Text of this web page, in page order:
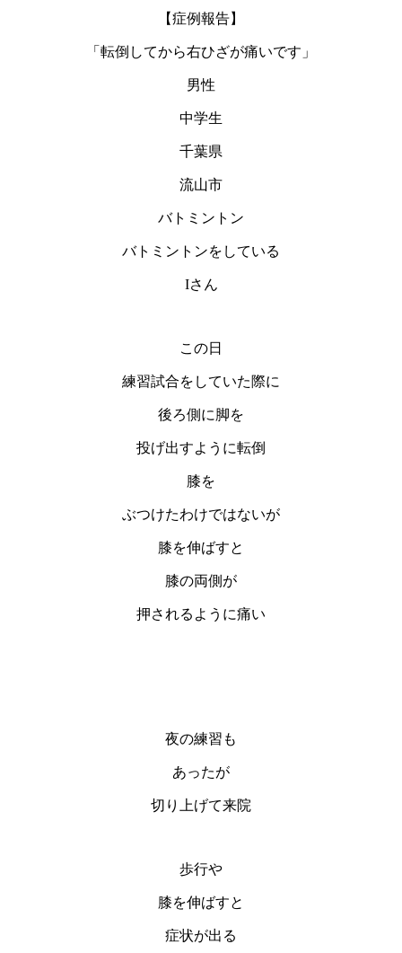
【症例報告】
「転倒してから右ひざが痛いです」
男性
中学生
千葉県
流山市
バトミントン
バトミントンをしている
Iさん
この日
練習試合をしていた際に
後ろ側に脚を
投げ出すように転倒
膝を
ぶつけたわけではないが
膝を伸ばすと
膝の両側が
押されるように痛い
夜の練習も
あったが
切り上げて来院
歩行や
膝を伸ばすと
症状が出る